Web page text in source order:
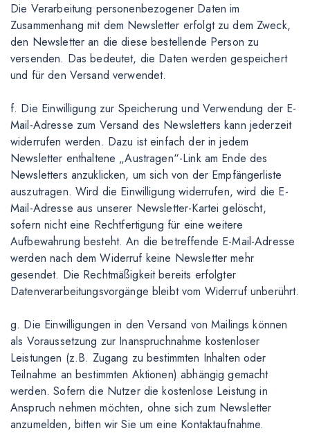
Die Verarbeitung personenbezogener Daten im
Zusammenhang mit dem Newsletter erfolgt zu dem Zweck,
den Newsletter an die diese bestellende Person zu
versenden. Das bedeutet, die Daten werden gespeichert
und für den Versand verwendet.
f. Die Einwilligung zur Speicherung und Verwendung der E-
Mail-Adresse zum Versand des Newsletters kann jederzeit
widerrufen werden. Dazu ist einfach der in jedem
Newsletter enthaltene „Austragen“-Link am Ende des
Newsletters anzuklicken, um sich von der Empfängerliste
auszutragen. Wird die Einwilligung widerrufen, wird die E-
Mail-Adresse aus unserer Newsletter-Kartei gelöscht,
sofern nicht eine Rechtfertigung für eine weitere
Aufbewahrung besteht. An die betreffende E-Mail-Adresse
werden nach dem Widerruf keine Newsletter mehr
gesendet. Die Rechtmäßigkeit bereits erfolgter
Datenverarbeitungsvorgänge bleibt vom Widerruf unberührt.
g. Die Einwilligungen in den Versand von Mailings können
als Voraussetzung zur Inanspruchnahme kostenloser
Leistungen (z.B. Zugang zu bestimmten Inhalten oder
Teilnahme an bestimmten Aktionen) abhängig gemacht
werden. Sofern die Nutzer die kostenlose Leistung in
Anspruch nehmen möchten, ohne sich zum Newsletter
anzumelden, bitten wir Sie um eine Kontaktaufnahme.